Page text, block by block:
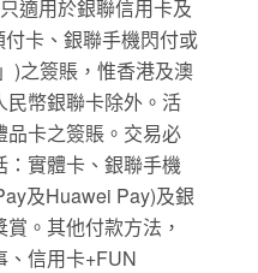
適用於銀聯信用卡及
卡、銀聯手機閃付或
)之簽賬，惟香港及澳
民幣銀聯卡除外。活
卡之簽賬。交易必
：實體卡、銀聯手機
及Huawei Pay)及銀
。其他付款方法，
、信用卡+FUN